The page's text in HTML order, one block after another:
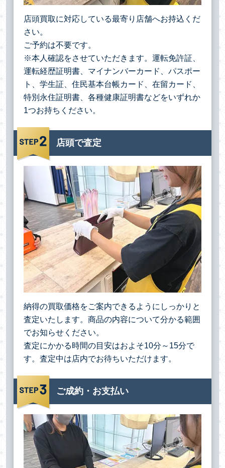
店頭買取に対応している最寄り店舗へお持込くだ
さい。
ご予約は不要です。
※本人確認をさせていただきます。運転免許証、
運転経歴証明書、マイナンバーカード、パスポー
ト、学生証、住民基本台帳カード、在留カード、
特別永住証明書、各種健康証明書などをいずれか
1つお持ちください。
店頭で査定
納得の買取価格をご案内できるようにしっかりと
査定いたします。商品の内容について分かる範囲
でお知らせください。
査定にかかる時間の目安はおよそ10分～15分で
す。査定中は店内でお待ちいただけます。
ご成約・お支払い